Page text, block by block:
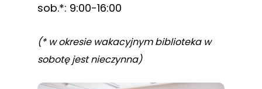
sob.*: 9:00-16:00
(* w okresie wakacyjnym biblioteka w
sobotę jest nieczynna)